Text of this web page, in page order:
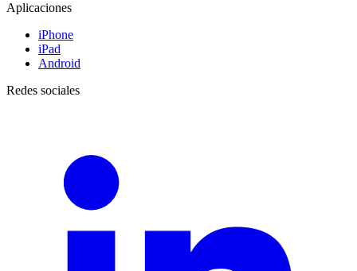
Aplicaciones
iPhone
iPad
Android
Redes sociales